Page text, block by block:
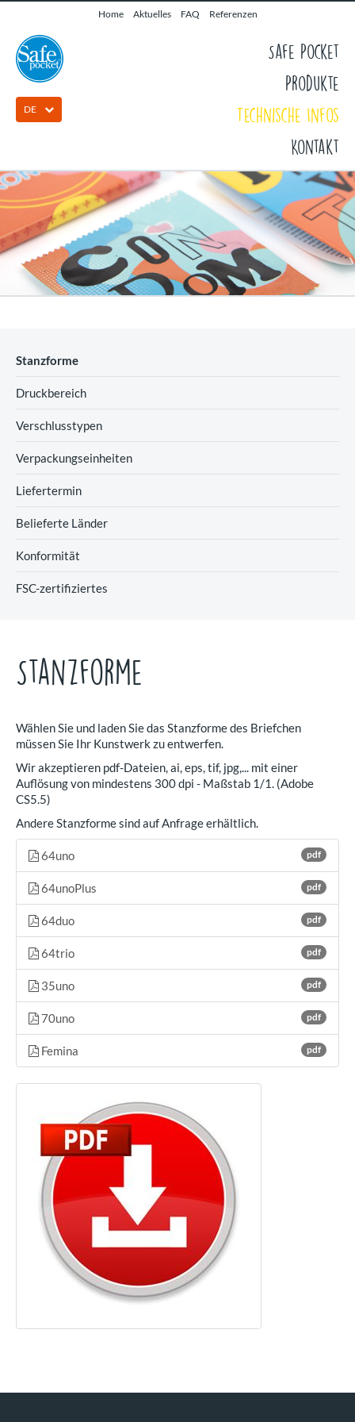
Home Aktuelles FAQ Referenzen
DE
Safe Pocket
Produkte
Technische Infos
Kontakt
Stanzforme
Druckbereich
Verschlusstypen
Verpackungseinheiten
Liefertermin
Belieferte Länder
Konformität
FSC-zertifiziertes
Stanzforme
Wählen Sie und laden Sie das Stanzforme des Briefchen
müssen Sie Ihr Kunstwerk zu entwerfen.
Wir akzeptieren pdf-Dateien, ai, eps, tif, jpg,... mit einer
Auflösung von mindestens 300 dpi - Maßstab 1/1. (Adobe
CS5.5)
Andere Stanzforme sind auf Anfrage erhältlich.
pdf
64uno
pdf
64unoPlus
pdf
64duo
pdf
64trio
pdf
35uno
pdf
70uno
pdf
Femina